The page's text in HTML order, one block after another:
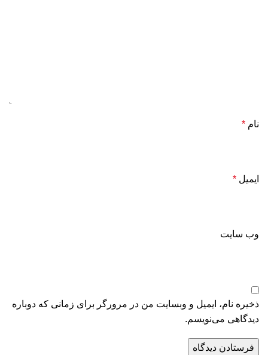
نام *
ایمیل *
وب‌ سایت
ذخیره نام، ایمیل و وبسایت من در مرورگر برای زمانی که دوباره
دیدگاهی می‌نویسم.